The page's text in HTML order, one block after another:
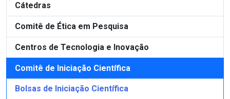
Cátedras
Comitê de Ética em Pesquisa
Centros de Tecnologia e Inovação
Comitê de Iniciação Científica
Bolsas de Iniciação Científica